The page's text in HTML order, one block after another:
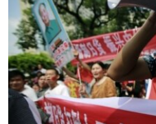
ອິດສະຫຼະພາບດ້ານການຂ່າວ
ຊີວິດຊາວລາວ
ຊຸມຊົນຊາວລາວ
ວິທະຍາສາດ-ເທັກໂນໂລຈີ
ທຸລະກິດ